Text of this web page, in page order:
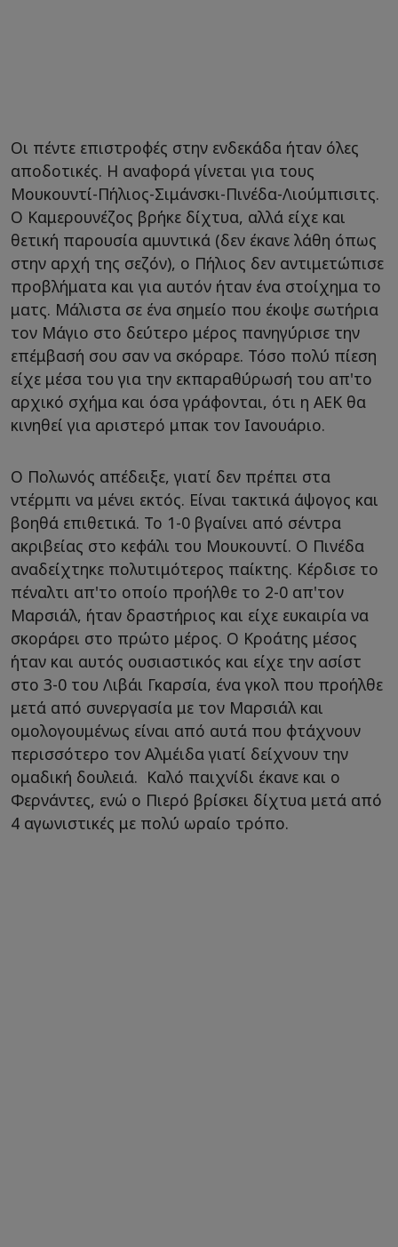
Οι πέντε επιστροφές στην ενδεκάδα ήταν όλες
αποδοτικές. Η αναφορά γίνεται για τους
Μουκουντί-Πήλιος-Σιμάνσκι-Πινέδα-Λιούμπισιτς.
Ο Καμερουνέζος βρήκε δίχτυα, αλλά είχε και
θετική παρουσία αμυντικά (δεν έκανε λάθη όπως
στην αρχή της σεζόν), ο Πήλιος δεν αντιμετώπισε
προβλήματα και για αυτόν ήταν ένα στοίχημα το
ματς. Μάλιστα σε ένα σημείο που έκοψε σωτήρια
τον Μάγιο στο δεύτερο μέρος πανηγύρισε την
επέμβασή σου σαν να σκόραρε. Τόσο πολύ πίεση
είχε μέσα του για την εκπαραθύρωσή του απ'το
αρχικό σχήμα και όσα γράφονται, ότι η ΑΕΚ θα
κινηθεί για αριστερό μπακ τον Ιανουάριο.
Ο Πολωνός απέδειξε, γιατί δεν πρέπει στα
ντέρμπι να μένει εκτός. Είναι τακτικά άψογος και
βοηθά επιθετικά. Το 1-0 βγαίνει από σέντρα
ακριβείας στο κεφάλι του Μουκουντί. Ο Πινέδα
αναδείχτηκε πολυτιμότερος παίκτης. Κέρδισε το
πέναλτι απ'το οποίο προήλθε το 2-0 απ'τον
Μαρσιάλ, ήταν δραστήριος και είχε ευκαιρία να
σκοράρει στο πρώτο μέρος. Ο Κροάτης μέσος
ήταν και αυτός ουσιαστικός και είχε την ασίστ
στο 3-0 του Λιβάι Γκαρσία, ένα γκολ που προήλθε
μετά από συνεργασία με τον Μαρσιάλ και
ομολογουμένως είναι από αυτά που φτάχνουν
περισσότερο τον Αλμέιδα γιατί δείχνουν την
ομαδική δουλειά. Καλό παιχνίδι έκανε και ο
Φερνάντες, ενώ ο Πιερό βρίσκει δίχτυα μετά από
4 αγωνιστικές με πολύ ωραίο τρόπο.